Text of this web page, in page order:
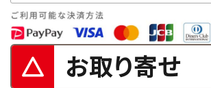
お取り寄せ